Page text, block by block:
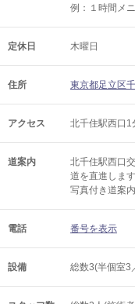
例：１時間メ
定休日 木曜日
住所 東京都足立区
アクセス 北千住駅西口1
道案内
北千住駅西口
道を直進しま
写真付き道案
電話 番号を表示
設備 総数3(半個室3